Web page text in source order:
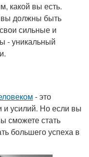
какой вы есть.
вы должны быть
сильные и
- уникальный
- это
и усилий. Но если вы
сможете стать
большего успеха в